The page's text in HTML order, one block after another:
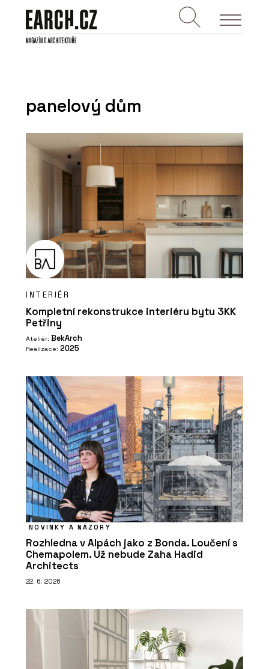
panelový dům
INTERIÉR
Kompletní rekonstrukce interiéru bytu 3KK
Petřiny
Ateliér: BekArch
Realizace: 2025
NOVINKY A NÁZORY
Rozhledna v Alpách jako z Bonda. Loučení s
Chemapolem. Už nebude Zaha Hadid
Architects
22. 6. 2026